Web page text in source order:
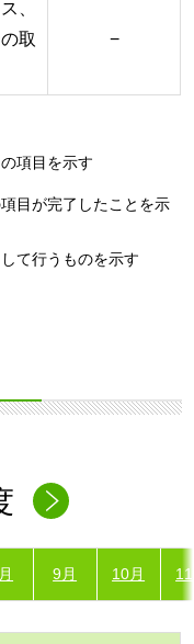
、
取
−
項目を示す
目が完了したことを示
て行うものを示す
9月 10月